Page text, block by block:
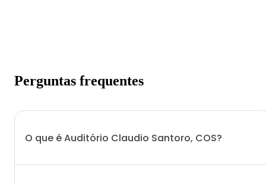
Perguntas frequentes
O que é Auditório Claudio Santoro, COS?